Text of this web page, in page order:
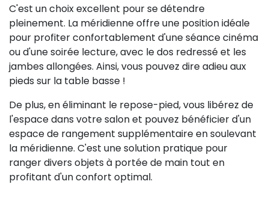
C'est un choix excellent pour se détendre
pleinement. La méridienne offre une position idéale
pour profiter confortablement d'une séance cinéma
ou d'une soirée lecture, avec le dos redressé et les
jambes allongées. Ainsi, vous pouvez dire adieu aux
pieds sur la table basse !
De plus, en éliminant le repose-pied, vous libérez de
l'espace dans votre salon et pouvez bénéficier d'un
espace de rangement supplémentaire en soulevant
la méridienne. C'est une solution pratique pour
ranger divers objets à portée de main tout en
profitant d'un confort optimal.